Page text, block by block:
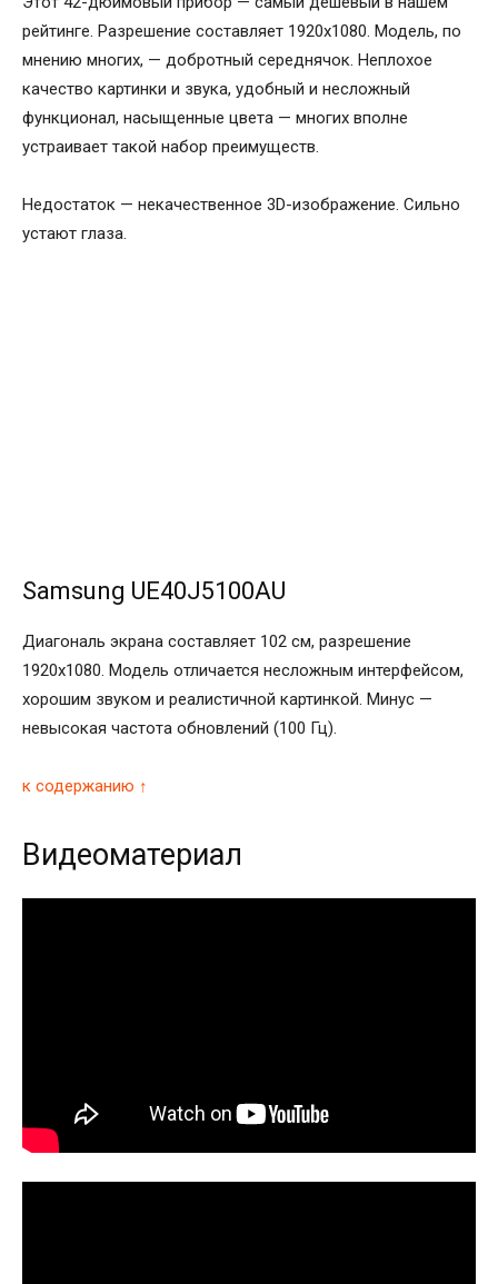
рейтинге. Разрешение составляет 1920х1080. Модель, по
мнению многих, — добротный середнячок. Неплохое
качество картинки и звука, удобный и несложный
функционал, насыщенные цвета — многих вполне
устраивает такой набор преимуществ.
Недостаток — некачественное 3D-изображение. Сильно
устают глаза.
Samsung UE40J5100AU
Диагональ экрана составляет 102 см, разрешение
1920х1080. Модель отличается несложным интерфейсом,
хорошим звуком и реалистичной картинкой. Минус —
невысокая частота обновлений (100 Гц).
к содержанию ↑
Видеоматериал